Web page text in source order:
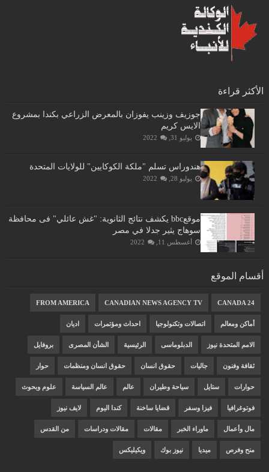
الأكثر قراءة
جوزيف وزينب يفوزان بالمعرض الزراعي بكندا بمشروع
الايس كريم
يوليو 31, 2022
هندوراس تسلم "ملكة الكوكايين" للولايات المتحدة
يوليو 28, 2022
موقعbbc يكشف نتائج الثانوية: "غش عائلي" فى محافظة
سوهاج يثير جدلا في مصر
أغسطس 11, 2022
أقسام الموقع
CANADA 24
CANADIAN NEWS AGENCY TV
FROM AMERICA
أماكن ومعالم اتصالات وتكنولوجيا احداث ومؤتمرات اديان
الامم المتحدة نيوز الدبلوماسى الرئيسية الشأن المصرى بروفايل
ثقافة وفنون جاليات حقوق انسان حقوق انسان ومنظمات حوار
حوارات ستايل سياحة وطيران عالم عالم السياسة علوم وبحوث
فوتوغرافيا فيزا وسفر قضايا ساخنة كندا اليوم لايف نيوز
مال وأعمال ماوراء الخبر مقالات مقالات ودراسات من القدس
منح وفرص ميديا نيوز بوك ويكيليكس